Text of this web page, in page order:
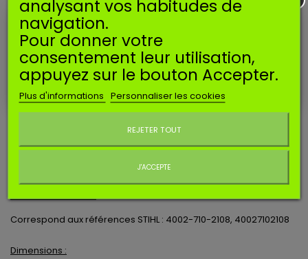
M10x1,25 (pas à gauche)
Disponible
Imprimer
EN SAVOIR PLUS
Correspond aux références STIHL : 4002-710-2108, 40027102108
Dimensions :
analysant vos habitudes de
navigation.
Pour donner votre
consentement leur utilisation,
appuyez sur le bouton Accepter.
Plus d'informations Personnaliser les cookies
REJETER TOUT
J'ACCEPTE